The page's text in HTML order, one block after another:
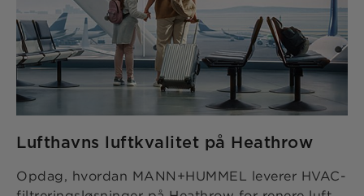
Lufthavns luftkvalitet på Heathrow
Opdag, hvordan MANN+HUMMEL leverer HVAC-